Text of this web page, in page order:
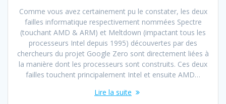
Comme vous avez certainement pu le constater, les deux
failles informatique respectivement nommées Spectre
(touchant AMD & ARM) et Meltdown (impactant tous les
processeurs Intel depuis 1995) découvertes par des
chercheurs du projet Google Zero sont directement liées à
la manière dont les processeurs sont construits. Ces deux
failles touchent principalement Intel et ensuite AMD…
Lire la suite